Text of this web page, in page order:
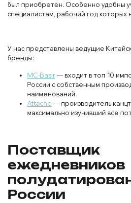
был приобретён. Особенно удобны
специалистам, рабочий год которых
У нас представлены ведущие
бренды:
MC-Basir— входит в топ 10
России с собственным
наименований.
Attache — производитель
максимально изучивший все
Поставщик
ежедневников
России